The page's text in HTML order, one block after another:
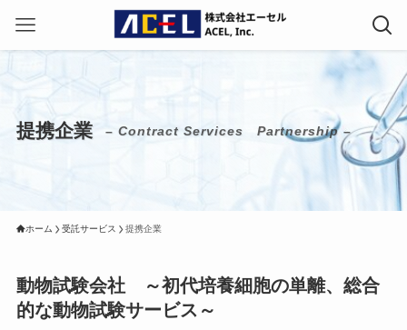
提携企業 – Contract Services Partnership –
ホーム 受託サービス 提携企業
動物試験会社 ～初代培養細胞の単離、総合
的な動物試験サービス～